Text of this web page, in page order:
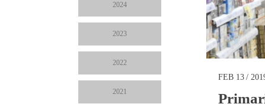
2024
2023
2022
2021
FEB 13 /